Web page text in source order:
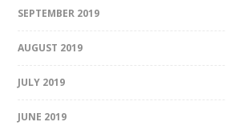
SEPTEMBER 2019
AUGUST 2019
JULY 2019
JUNE 2019